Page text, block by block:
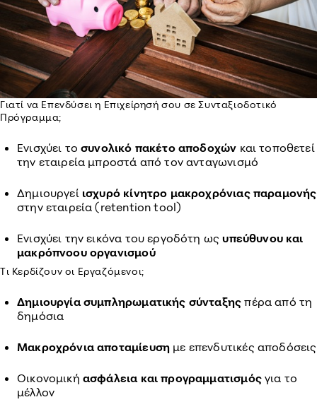
Γιατί να Επενδύσει η Επιχείρησή σου σε Συνταξιοδοτικό
Πρόγραμμα;
Ενισχύει τοσυνολικό πακέτο αποδοχών και τοποθετεί
την εταιρεία μπροστά από τον ανταγωνισμό
Δημιουργεί ισχυρό κίνητρο μακροχρόνιας παραμονής
στην εταιρεία (retention tool)
Ενισχύει την εικόνα του εργοδότη ωςυπεύθυνου και
μακρόπνοου οργανισμού
Τι Κερδίζουν οι Εργαζόμενοι;
Δημιουργία συμπληρωματικής σύνταξης πέρα από τη
δημόσια
Μακροχρόνια αποταμίευση με επενδυτικές αποδόσεις
Οικονομική ασφάλεια και προγραμματισμόςγια το
μέλλον